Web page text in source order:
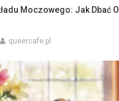
Moczowego: Jak Dbać
queercafe.pl